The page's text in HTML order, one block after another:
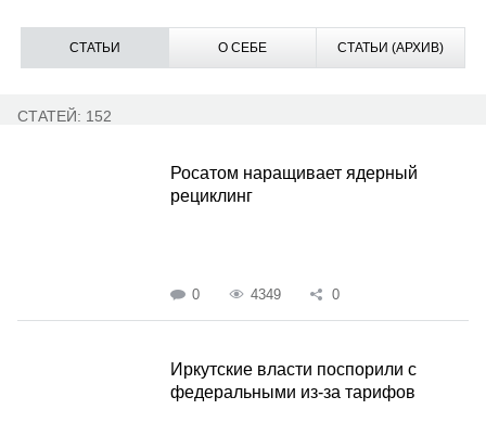
СТАТЬИ О СЕБЕ СТАТЬИ (АРХИВ)
СТАТЕЙ: 152
Росатом наращивает ядерный
рециклинг
0 4349 0
Иркутские власти поспорили с
федеральными из-за тарифов